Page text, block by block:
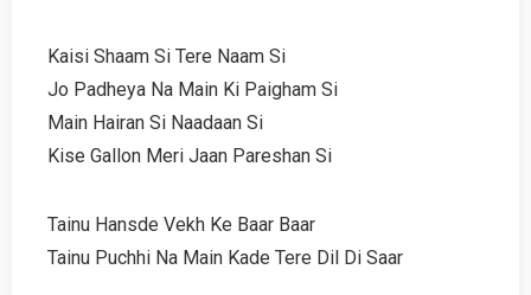
Kaisi Shaam Si Tere Naam Si
Jo Padheya Na Main Ki Paigham Si
Main Hairan Si Naadaan Si
Kise Gallon Meri Jaan Pareshan Si
Tainu Hansde Vekh Ke Baar Baar
Tainu Puchhi Na Main Kade Tere Dil Di Saar